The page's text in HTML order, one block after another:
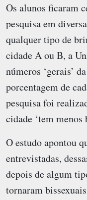
Os alunos ficaram
pesquisa em
qualquer tipo de
cidade A ou B, a
números ‘gerais’
porcentagem de
pesquisa foi
cidade ‘tem menos
O estudo apontou
entrevistadas,
depois de algum
tornaram